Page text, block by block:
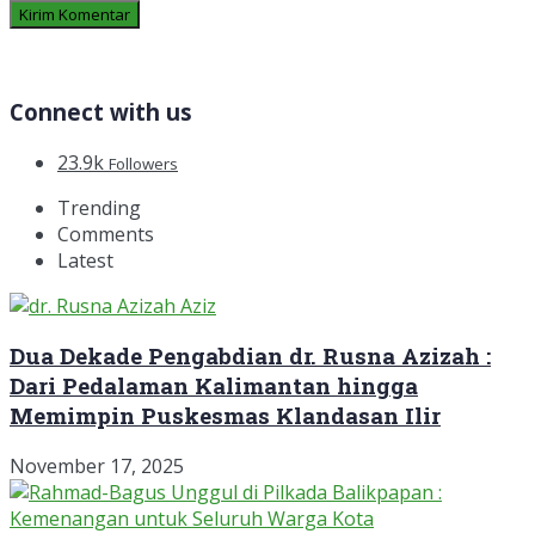
Connect with us
23.9k Followers
Trending
Comments
Latest
Dua Dekade Pengabdian dr. Rusna Azizah :
Dari Pedalaman Kalimantan hingga
Memimpin Puskesmas Klandasan Ilir
November 17, 2025